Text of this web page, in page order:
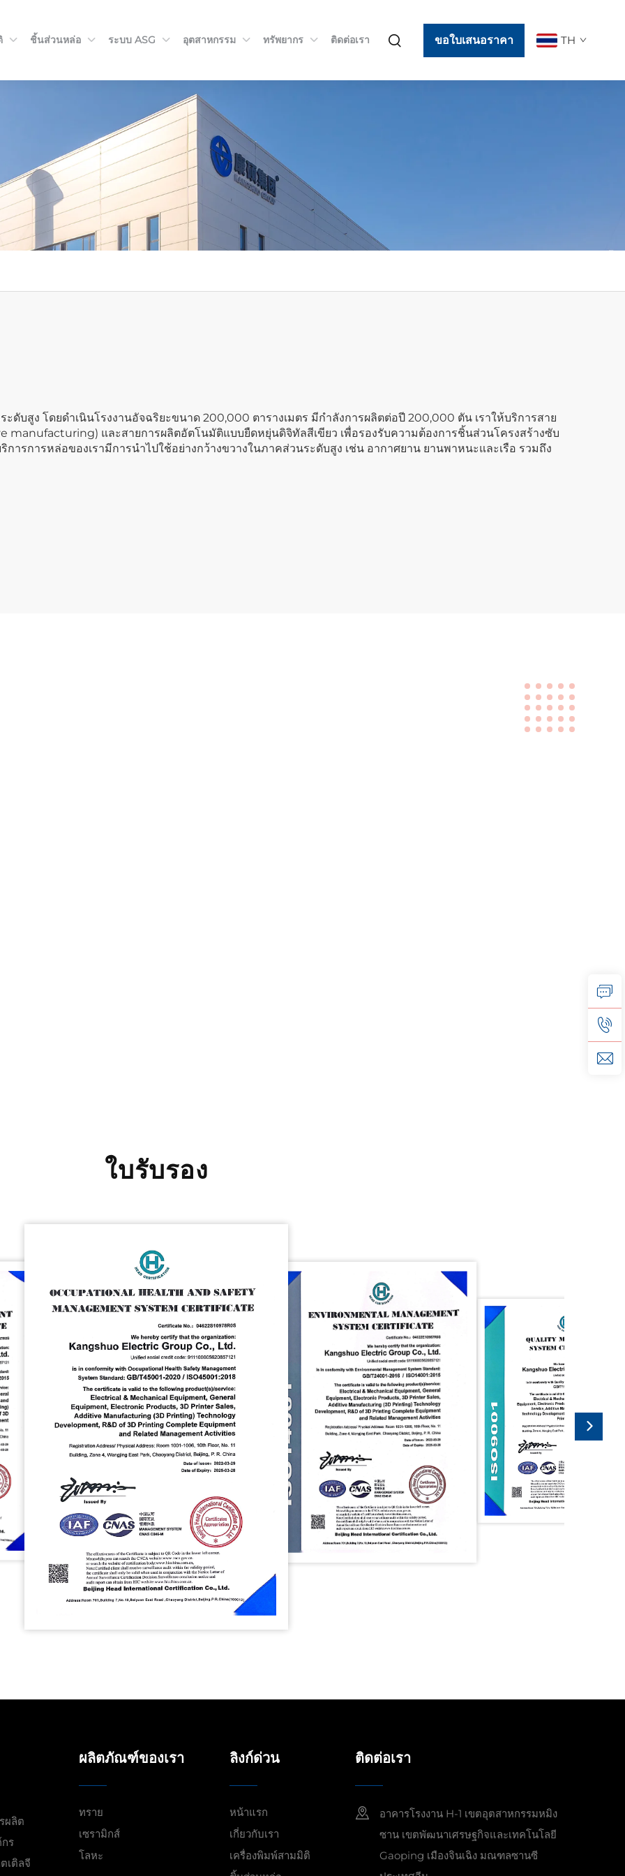
ชิ้นส่วนหล่อ ระบบ ASG อุตสาหกรรม ทรัพยากร ติดต่อเรา ขอใบเสนอราคา TH
บสูง โดยดำเนินโรงงานอัจฉริยะขนาด 200,000 ตารางเมตร มีกำลังการผลิตต่อปี 200,000 ตัน เราให้บริการสาย
manufacturing) และสายการผลิตอัตโนมัติแบบยืดหยุ่นดิจิทัลสีเขียว เพื่อรองรับความต้องการชิ้นส่วนโครงสร้างซับ
รการหล่อของเรามีการนำไปใช้อย่างกว้างขวางในภาคส่วนระดับสูง เช่น อากาศยาน ยานพาหนะและเรือ รวมถึง
ใบรับรอง
ผลิต
ร
เติลจี
ผลิตภัณฑ์ของเรา
ทราย
เซรามิกส์
โลหะ
ลิงก์ด่วน
หน้าแรก
เกี่ยวกับเรา
เครื่องพิมพ์สามมิติ
ติดต่อเรา
อาคารโรงงาน H-1 เขตอุตสาหกรรมหมิง
ซาน เขตพัฒนาเศรษฐกิจและเทคโนโลยี
Gaoping เมืองจินเฉิง มณฑลซานซี